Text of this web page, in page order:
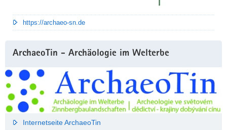
https://archaeo-sn.de
ArchaeoTin - Archäologie im Welterbe
Internetseite ArchaeoTin